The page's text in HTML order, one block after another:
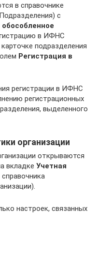
в справочнике
с
в ИФНС
подразделения
Регистрация в
регистрации в ИФНС
регистрационных
выделенного
организации
открываются
вкладке Учетная
справочника
настроек, связанных